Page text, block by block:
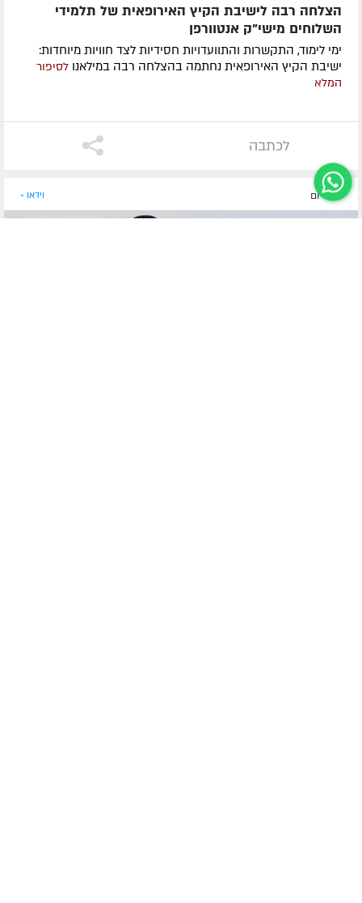
הצלחה רבה לישיבת הקיץ האירופאית של תלמידי
השלוחים מישי"ק אנטוורפן
ימי לימוד, התקשרות והתוועדויות חסידיות לצד חוויות מיוחדות:
ישיבת הקיץ האירופאית נחתמה בהצלחה רבה במילאנו לסיפור
המלא
לכתבה
לפני יום וידאו »